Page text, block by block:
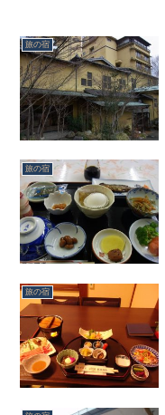
旅の宿
旅の宿
旅の宿